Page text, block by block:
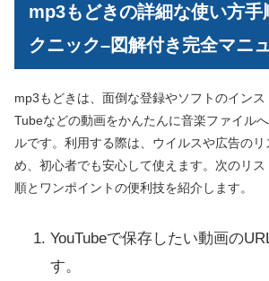
mp3もどきの詳細な使い方手
クニック–図解付き完全マニ
mp3もどきは、面倒な登録やソフトのイン
Tubeなどの動画をかんたんに音楽ファイル
ルです。利用する際は、ウイルスや広告の
め、初心者でも安心して使えます。次のリ
順とワンポイントの便利技を紹介します。
YouTubeで保存したい動画の
す。